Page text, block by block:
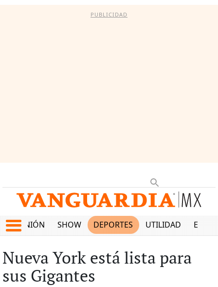
PUBLICIDAD
OPINIÓN SHOW DEPORTES UTILIDAD
Nueva York está lista para
sus Gigantes